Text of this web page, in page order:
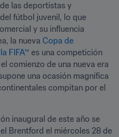
las deportistas y
fútbol juvenil, lo que
y su influencia
la nueva Copa de
FIFA™ es una competición
comienzo de una nueva era
una ocasión magnífica
compitan por el
inaugural de este año se
Brentford el miércoles 28 de